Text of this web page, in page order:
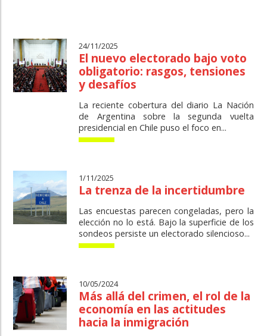
24/11/2025
El nuevo electorado bajo voto
obligatorio: rasgos, tensiones
y desafíos
La reciente cobertura del diario La Nación
de Argentina sobre la segunda vuelta
presidencial en Chile puso el foco en...
1/11/2025
La trenza de la incertidumbre
Las encuestas parecen congeladas, pero la
elección no lo está. Bajo la superficie de los
sondeos persiste un electorado silencioso...
10/05/2024
Más allá del crimen, el rol de la
economía en las actitudes
hacia la inmigración